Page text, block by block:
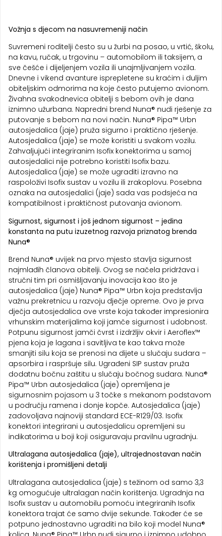
Vožnja s djecom na nasuvremeniji način
Suvremeni roditelji često su u žurbi na posao, u vrtić, školu,
na kavu, ručak, u trgovinu – automobilom ili taksijem, a
sve češće i dijeljenjem vozila ili unajmljivanjem vozila.
Dnevne i vikend avanture isprepletene su kraćim i duljim
obiteljskim odmorima na koje često putujemo avionom.
Živahna svakodnevica obitelji s bebom ovih je dana
iznimno užurbana. Napredni brend Nuna® nudi rješenje za
putovanje s bebom na novi način. Nuna® Pipa™ Urbn
autosjedalica (jaje) pruža sigurno i praktično rješenje.
Autosjedalica (jaje) se može koristiti u svakom vozilu.
Zahvaljujući integriranim Isofix konektorima u samoj
autosjedalici nije potrebno koristiti Isofix bazu.
Autosjedalica (jaje) se može ugraditi izravno na
raspoloživi Isofix sustav u vozilu ili zrakoplovu. Posebna
oznaka na autosjedalici (jaje) sada vas podsjeća na
kompatibilnost i praktičnost putovanja avionom.
Sigurnost, sigurnost i još jednom sigurnost – jedina
konstanta na putu izuzetnog razvoja priznatog brenda
Nuna®
Brend Nuna® uvijek na prvo mjesto stavlja sigurnost
najmlađih članova obitelji. Ovog se načela pridržava i
stručni tim pri osmišljavanju inovacija kao što je
autosjedalica (jaje) Nuna® Pipa™ Urbn koja predstavlja
važnu prekretnicu u razvoju dječje opreme. Ovo je prva
dječja autosjedalica ove vrste koja također impresionira
vrhunskim materijalima koji jamče sigurnost i udobnost.
Potpunu sigurnost jamči čvrst i izdržljiv okvir i Aeroflex™
pjena koja je lagana i savitljiva te kao takva može
smanjiti silu koja se prenosi na dijete u slučaju sudara –
apsorbira i raspršuje silu. Ugrađeni SIP sustav pruža
dodatnu bočnu zaštitu u slučaju bočnog sudara. Nuna®
Pipa™ Urbn autosjedalica (jaje) opremljena je
sigurnosnim pojasom u 3 točke s mekanom podstavom
u području ramena i donje kopče. Autosjedalica (jaje)
zadovoljava najnoviji standard ECE-R129/03. Isofix
konektori integrirani u autosjedalicu opremljeni su
indikatorima u boji koji osiguravaju pravilnu ugradnju.
Ultralagana autosjedalica (jaje), ultrajednostavan način
korištenja i promišljeni detalji
Ultralagana autosjedalica (jaje) s težinom od samo 3,3
kg omogućuje ultralagan način korištenja. Ugradnja na
Isofix sustav u automobilu pomoću integriranih Isofix
konektora trajat će samo dvije sekunde. Također će se
potpuno jednostavno ugraditi na bilo koji model Nuna®